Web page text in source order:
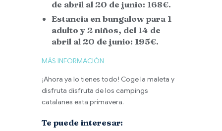
de abril al 20 de junio: 168€.
Estancia en bungalow para 1
adulto y 2 niños, del 14 de
abril al 20 de junio: 195€.
MÁS INFORMACIÓN
¡Ahora ya lo tienes todo! Coge la maleta y
disfruta disfruta de los campings
catalanes esta primavera.
Te puede interesar: